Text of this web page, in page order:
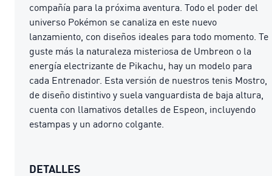
compañía para la próxima aventura. Todo el poder del
universo Pokémon se canaliza en este nuevo
lanzamiento, con diseños ideales para todo momento. Te
guste más la naturaleza misteriosa de Umbreon o la
energía electrizante de Pikachu, hay un modelo para
cada Entrenador. Esta versión de nuestros tenis Mostro,
de diseño distintivo y suela vanguardista de baja altura,
cuenta con llamativos detalles de Espeon, incluyendo
estampas y un adorno colgante.
DETALLES